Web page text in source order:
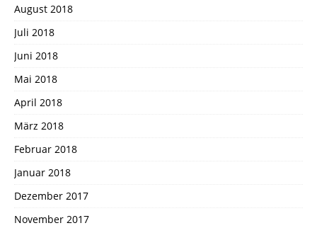
August 2018
Juli 2018
Juni 2018
Mai 2018
April 2018
März 2018
Februar 2018
Januar 2018
Dezember 2017
November 2017